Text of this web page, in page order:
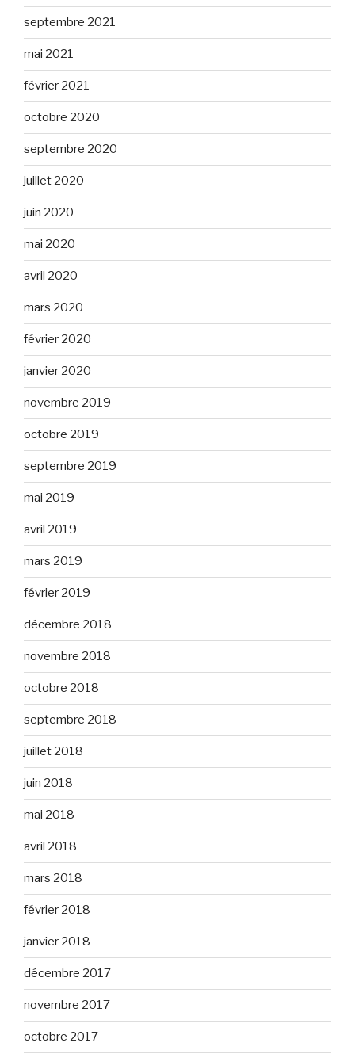
septembre 2021
mai 2021
février 2021
octobre 2020
septembre 2020
juillet 2020
juin 2020
mai 2020
avril 2020
mars 2020
février 2020
janvier 2020
novembre 2019
octobre 2019
septembre 2019
mai 2019
avril 2019
mars 2019
février 2019
décembre 2018
novembre 2018
octobre 2018
septembre 2018
juillet 2018
juin 2018
mai 2018
avril 2018
mars 2018
février 2018
janvier 2018
décembre 2017
novembre 2017
octobre 2017